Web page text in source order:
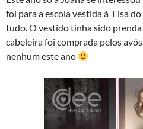
foi para a escola vestida à Elsa
tudo. O vestido tinha sido prenda
cabeleira foi comprada pelos
nenhum este ano